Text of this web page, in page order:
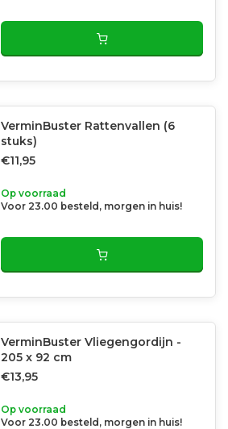
VerminBuster Rattenvallen (6
stuks)
€11,95
Op voorraad
Voor 23.00 besteld, morgen in huis!
VerminBuster Vliegengordijn -
205 x 92 cm
€13,95
Op voorraad
Voor 23.00 besteld, morgen in huis!